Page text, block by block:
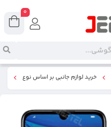
خرید لوازم جانبی بر اساس نوع
0